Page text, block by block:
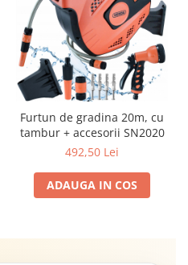
Furtun de gradina 20m, cu
tambur + accesorii SN2020
492,50 Lei
ADAUGA IN COS